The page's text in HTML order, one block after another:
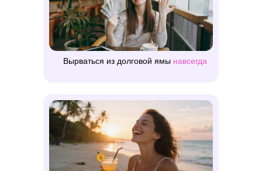
Вырваться из долговой ямы навсегда